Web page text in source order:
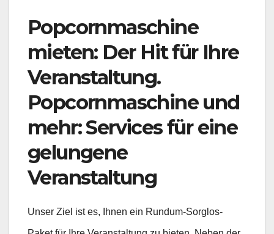
Popcornmaschine
mieten: Der Hit für Ihre
Veranstaltung.
Popcornmaschine und
mehr: Services für eine
gelungene
Veranstaltung
Unser Ziel ist es, Ihnen ein Rundum-Sorglos-